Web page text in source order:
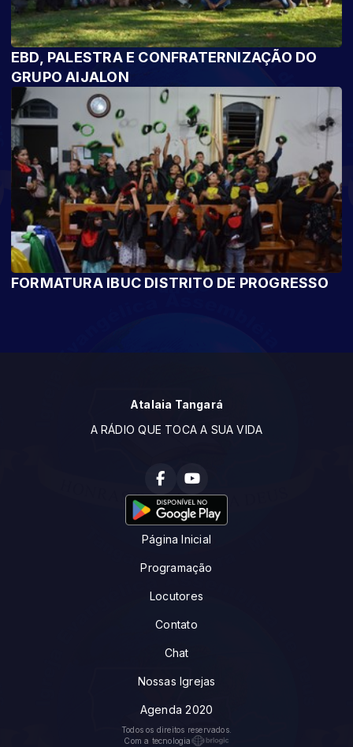
EBD, PALESTRA E CONFRATERNIZAÇÃO DO
GRUPO AIJALON
FORMATURA IBUC DISTRITO DE PROGRESSO
Atalaia Tangará
A RÁDIO QUE TOCA A SUA VIDA
Página Inicial
Programação
Locutores
Contato
Chat
Nossas Igrejas
Agenda 2020
Todos os direitos reservados.
Com a tecnologia